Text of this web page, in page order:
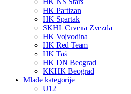
HK NS Stars
HK Partizan
HK Spartak
SKHL Crvena Zvezda
HK Vojvodina
HK Red Team
HK Taš
HK DN Beograd
KKHK Beograd
Mlađe kategorije
U12